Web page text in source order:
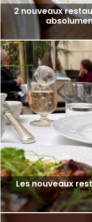
2 nouveaux
Les nouveaux